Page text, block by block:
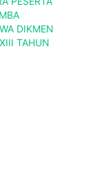
DIKMEN
TAHUN